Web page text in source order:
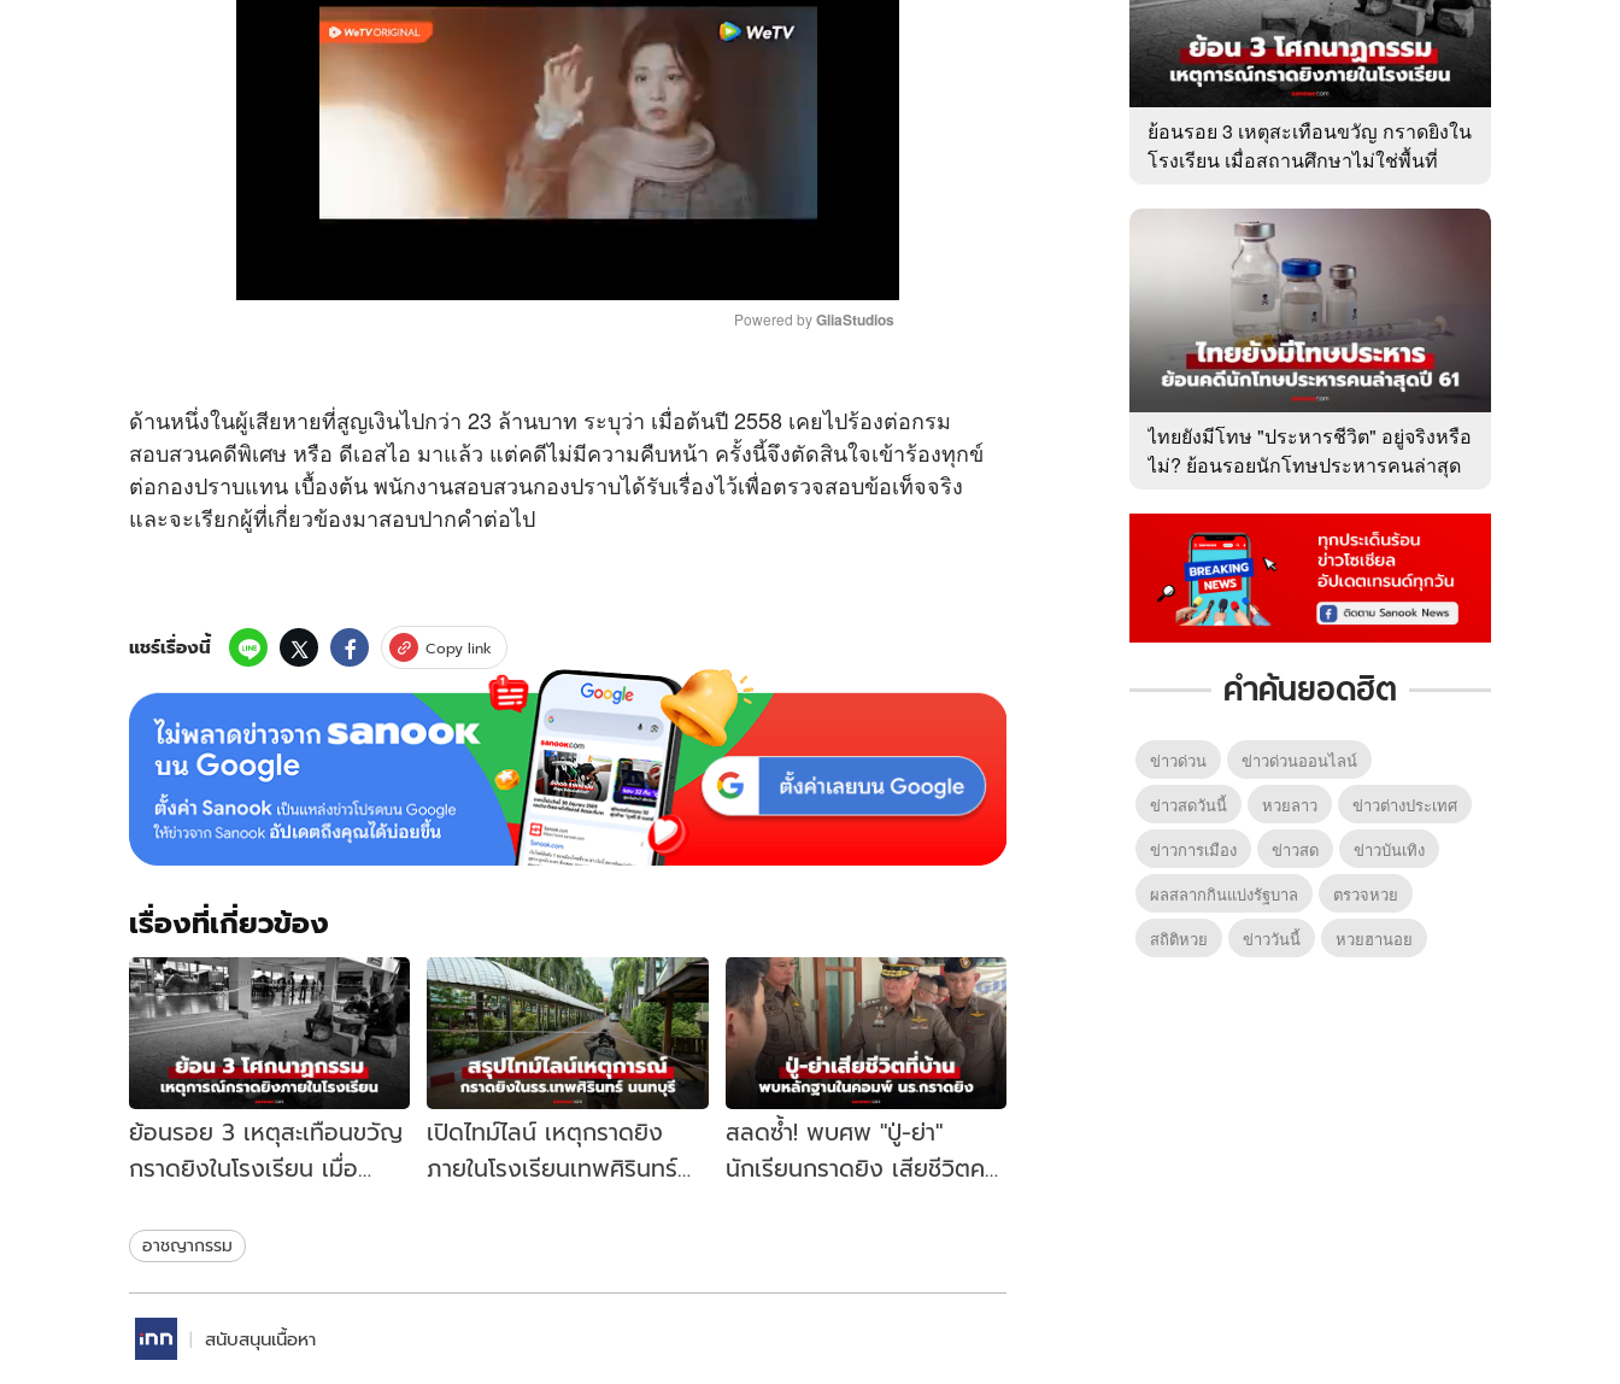
u
t
e
Powered by GliaStudios
ด้านหนึ่งในผู้เสียหายที่สูญเงินไปกว่า 23 ล้านบาท ระบุว่า เมื่อต้นปี 2558 เคยไปร้องต่อกรม
สอบสวนคดีพิเศษ หรือ ดีเอสไอ มาแล้ว แต่คดีไม่มีความคืบหน้า ครั้งนี้จึงตัดสินใจเข้าร้องทุกข์
ต่อกองปราบแทน เบื้องต้น พนักงานสอบสวนกองปราบได้รับเรื่องไว้เพื่อตรวจสอบข้อเท็จจริง
และจะเรียกผู้ที่เกี่ยวข้องมาสอบปากคำต่อไป
แชร์เรื่องนี้ Copy link
เรื่องที่เกี่ยวข้อง
ย้อนรอย 3 เหตุสะเทือนขวัญ
กราดยิงในโรงเรียน เมื่อ
ปลอดภัย
เปิดไทม์ไลน์ เหตุกราดยิง
ภายในโรงเรียนเทพศิรินทร์
สลดซ้ำ! พบศพ "ปู่-ย่า"
นักเรียนกราดยิง เสียชีวิตคา
อาชญากรรม
สนับสนุนเนื้อหา
ย้อนรอย 3 เหตุสะเทือนขวัญ กราดยิงใน
โรงเรียน เมื่อสถานศึกษาไม่ใช่พื้นที่
ไทยยังมีโทษ "ประหารชีวิต" อยู่จริงหรือ
ไม่? ย้อนรอยนักโทษประหารคนล่าสุด
คำค้นยอดฮิต
ข่าวด่วน
ข่าวด่วนออนไลน์
ข่าวสดวันนี้
หวยลาว
ข่าวต่างประเทศ
ข่าวการเมือง
ข่าวสด
ข่าวบันเทิง
ผลสลากกินแบ่งรัฐบาล
ตรวจหวย
สถิติหวย
ข่าววันนี้ หวยฮานอย